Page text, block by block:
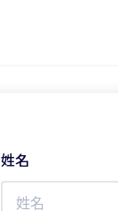
姓名